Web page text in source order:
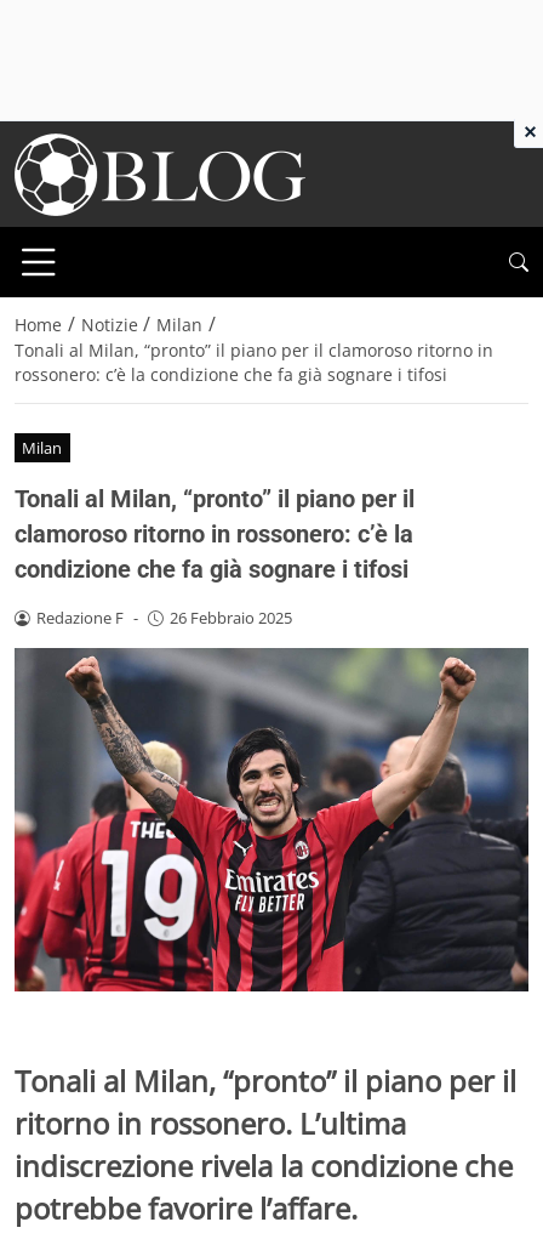
Home / Notizie / Milan /
Tonali al Milan, “pronto” il piano per il clamoroso ritorno in
rossonero: c’è la condizione che fa già sognare i tifosi
Milan
Tonali al Milan, “pronto” il piano per il
clamoroso ritorno in rossonero: c’è la
condizione che fa già sognare i tifosi
Redazione F - 26 Febbraio 2025
Tonali al Milan, “pronto” il piano per il
ritorno in rossonero. L’ultima
indiscrezione rivela la condizione che
potrebbe favorire l’affare.
×